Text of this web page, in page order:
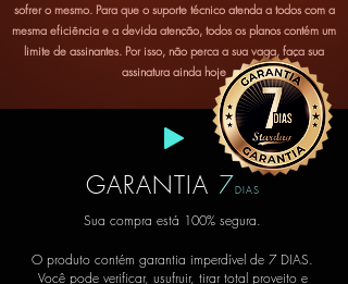
sofrer o mesmo. Para que o suporte técnico atenda a todos com a
mesma eficiência e a devida atenção, todos os planos contém um
limite de assinantes. Por isso, não perca a sua vaga, faça sua
assinatura ainda hoje
GARANTIA 7DIAS
Sua compra está 100% segura.
O produto contém garantia imperdível de 7 DIAS.
Você pode verificar, usufruir, tirar total proveito e